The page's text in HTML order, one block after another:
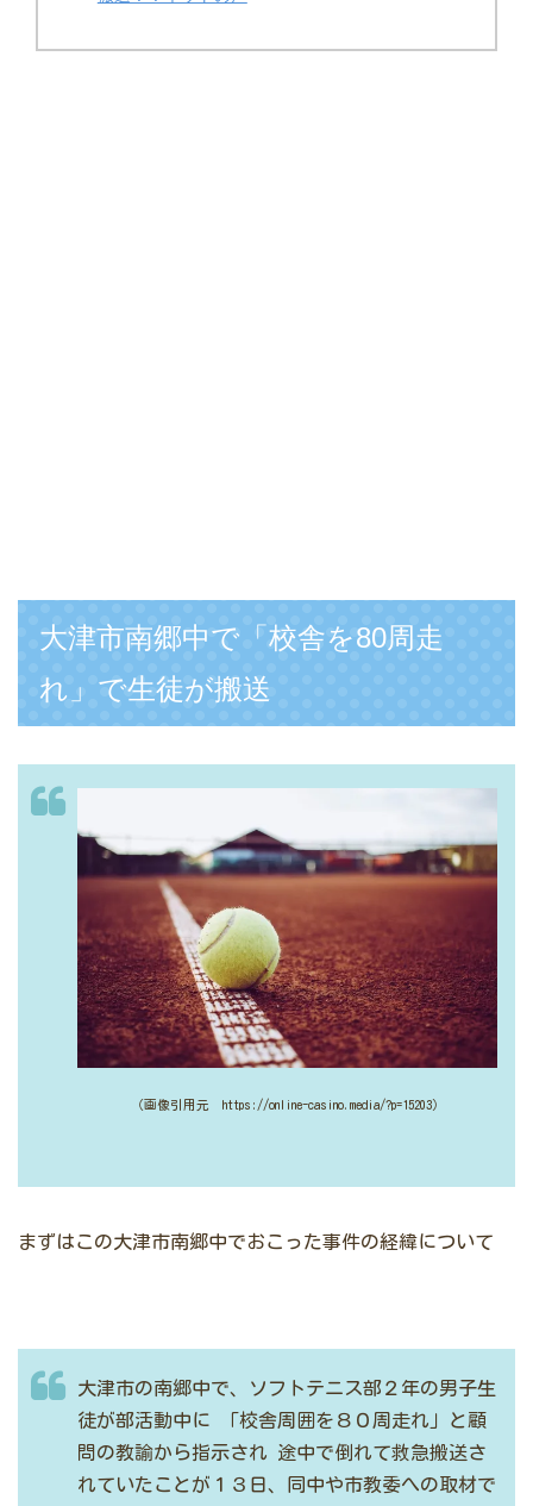
大津市南郷中で「校舎を80周走
れ」で生徒が搬送
（画像引用元 https://online-casino.media/?p=15203）
まずはこの大津市南郷中でおこった事件の経緯について
大津市の南郷中で、ソフトテニス部２年の男子生
徒が部活動中に 「校舎周囲を８０周走れ」と顧
問の教諭から指示され 途中で倒れて救急搬送さ
れていたことが１３日、同中や市教委への取材で